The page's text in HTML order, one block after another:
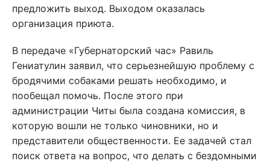
предложить выход. Выходом оказалась
организация приюта.
В передаче «Губернаторский час» Равиль
Гениатулин заявил, что серьезнейшую проблему с
бродячими собаками решать необходимо, и
пообещал помочь. После этого при
администрации Читы была создана комиссия, в
которую вошли не только чиновники, но и
представители общественности. Ее задачей стал
поиск ответа на вопрос, что делать с бездомными